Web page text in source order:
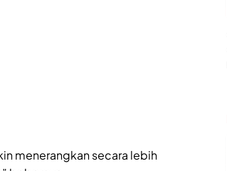
menerangkan secara lebih